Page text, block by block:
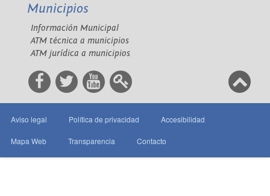
Municipios
Información Municipal
ATM técnica a municipios
ATM jurídica a municipios
Aviso legal Política de privacidad Accesibilidad
Mapa Web Transparencia Contacto